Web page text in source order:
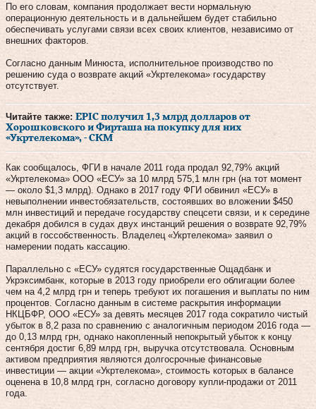
По его словам, компания продолжает вести нормальную
операционную деятельность и в дальнейшем будет стабильно
обеспечивать услугами связи всех своих клиентов, независимо от
внешних факторов.
Согласно данным Минюста, исполнительное производство по
решению суда о возврате акций «Укртелекома» государству
отсутствует.
Читайте также: EPIC получил 1,3 млрд долларов от
Хорошковского и Фирташа на покупку для них
«Укртелекома», - СКМ
Как сообщалось, ФГИ в начале 2011 года продал 92,79% акций
«Укртелекома» ООО «ЕСУ» за 10 млрд 575,1 млн грн (на тот момент
— около $1,3 млрд). Однако в 2017 году ФГИ обвинил «ЕСУ» в
невыполнении инвестобязательств, состоявших во вложении $450
млн инвестиций и передаче государству спецсети связи, и к середине
декабря добился в судах двух инстанций решения о возврате 92,79%
акций в госсобственность. Владелец «Укртелекома» заявил о
намерении подать кассацию.
Параллельно с «ЕСУ» судятся государственные Ощадбанк и
Укрэксимбанк, которые в 2013 году приобрели его облигации более
чем на 4,2 млрд грн и теперь требуют их погашения и выплаты по ним
процентов. Согласно данным в системе раскрытия информации
НКЦБФР, ООО «ЕСУ» за девять месяцев 2017 года сократило чистый
убыток в 8,2 раза по сравнению с аналогичным периодом 2016 года —
до 0,13 млрд грн, однако накопленный непокрытый убыток к концу
сентября достиг 6,89 млрд грн, выручка отсутствовала. Основным
активом предприятия являются долгосрочные финансовые
инвестиции — акции «Укртелекома», стоимость которых в балансе
оценена в 10,8 млрд грн, согласно договору купли-продажи от 2011
года.